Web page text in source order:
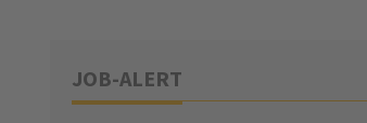
JOB-ALERT